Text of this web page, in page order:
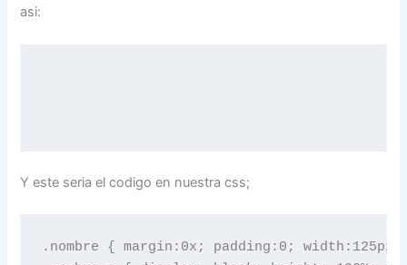
asi:
Y este seria el codigo en nuestra css;
.nombre { margin:0x; padding:0;